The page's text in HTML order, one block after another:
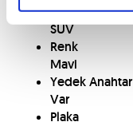
Kasa Tipi
SUV
Renk
Mavi
Yedek Anahtar
Var
Plaka